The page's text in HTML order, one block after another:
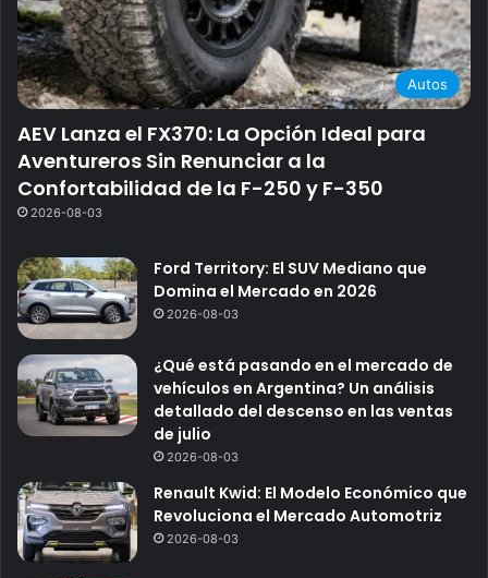
Autos
AEV Lanza el FX370: La Opción Ideal para
Aventureros Sin Renunciar a la
Confortabilidad de la F-250 y F-350
2026-08-03
Ford Territory: El SUV Mediano que
Domina el Mercado en 2026
2026-08-03
¿Qué está pasando en el mercado de
vehículos en Argentina? Un análisis
detallado del descenso en las ventas
de julio
2026-08-03
Renault Kwid: El Modelo Económico que
Revoluciona el Mercado Automotriz
2026-08-03